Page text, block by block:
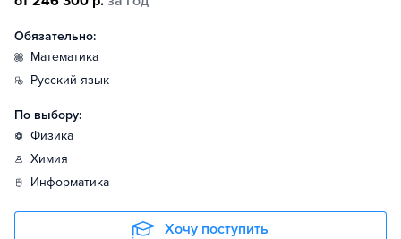
Обязательно:
математика
русский язык
По выбору:
физика
химия
информатика
Хочу поступить